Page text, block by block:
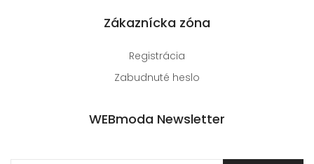
Zákaznícka zóna
Registrácia
Zabudnuté heslo
WEBmoda Newsletter